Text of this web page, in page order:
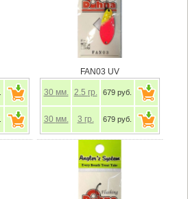
FAN03 UV
30 мм. 2.5 гр. 679 руб.
30 мм. 3 гр. 679 руб.